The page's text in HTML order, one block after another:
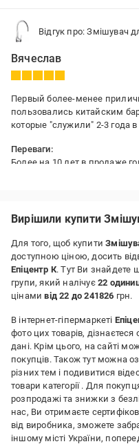
Відгук про: Змішувач
Вячеслав
Первый более-менее
пользовались китайским
которые "служили" 2-3 года
Переваги:
Более на 10 лет в продаже
подключению.
Вирішили купити
Для того, щоб купити
доступною ціною, досить
Епіцентр К. Тут Ви знайдете
групи, який налічує 22
цінамивід 22 до 241826 грн.
В інтернет-гіпермаркеті
фото цих товарів, дізнаєтеся
дані. Крім цього, на сайті
покупців. Також тут можна
різних тем і подивитися
товари категорії . Для
розпродажі та знижки з
нас, Ви отримаєте
від виробника, зможете
іншому місті України,